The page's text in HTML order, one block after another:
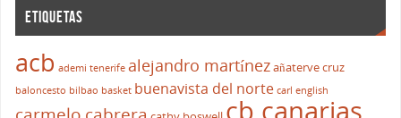
ETIQUETAS
acb ademi tenerife alejandro martínezañaterve cruz
baloncesto bilbao basket buenavista del norte carl english
cb canarias